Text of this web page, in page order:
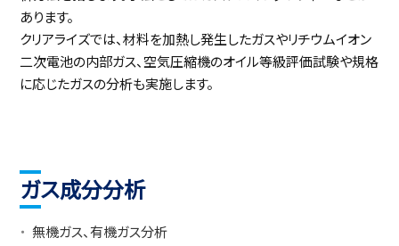
あります。
クリアライズでは、材料を加熱し発生したガスやリチウムイオン
二次電池の内部ガス、空気圧縮機のオイル等級評価試験や規格
に応じたガスの分析も実施します。
ガス成分分析
無機ガス、有機ガス分析